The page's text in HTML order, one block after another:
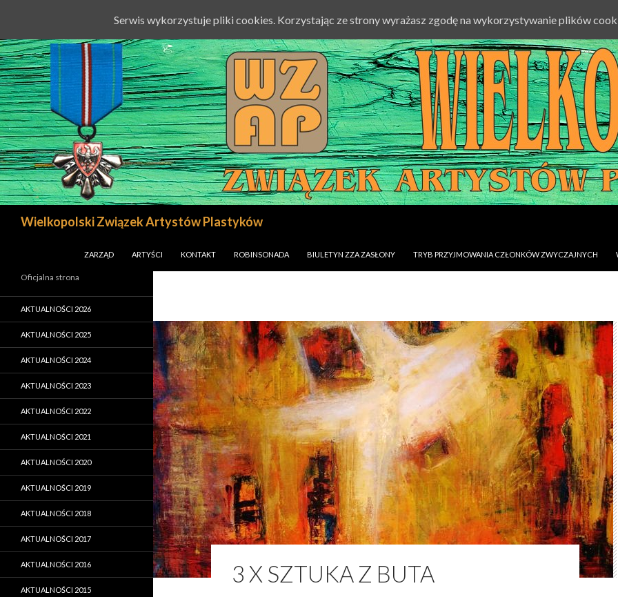
Wielkopolski Związek Artystów Plastyków
ZARZĄD
ARTYŚCI KONTAKT ROBINSONADA BIULETYN ZZA ZASŁONY TRYB PRZYJMOWANIA CZŁONKÓW ZWYCZAJNYCH
3 X SZTUKA Z BUTA
Oficjalna strona
AKTUALNOŚCI 2026
AKTUALNOŚCI 2025
AKTUALNOŚCI 2024
AKTUALNOŚCI 2023
AKTUALNOŚCI 2022
AKTUALNOŚCI 2021
AKTUALNOŚCI 2020
AKTUALNOŚCI 2019
AKTUALNOŚCI 2018
AKTUALNOŚCI 2017
AKTUALNOŚCI 2016
AKTUALNOŚCI 2015
Serwis wykorzystuje pliki cookies. Korzystając ze strony wyrażasz zgodę na wykorzystywanie plików